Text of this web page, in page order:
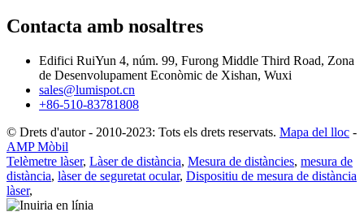
Contacta amb nosaltres
Edifici RuiYun 4, núm. 99, Furong Middle Third Road, Zona
de Desenvolupament Econòmic de Xishan, Wuxi
sales@lumispot.cn
+86-510-83781808
© Drets d'autor - 2010-2023: Tots els drets reservats. Mapa del lloc -
AMP Mòbil
Telèmetre làser, Làser de distància, Mesura de distàncies, mesura de
distància, làser de seguretat ocular, Dispositiu de mesura de distància
làser,